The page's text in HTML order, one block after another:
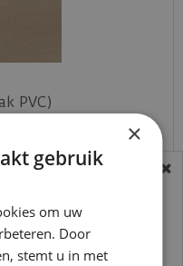
PVC)
periode zijn wij
helaas niet
×
gebruik
om uw
Door
stemt u in met